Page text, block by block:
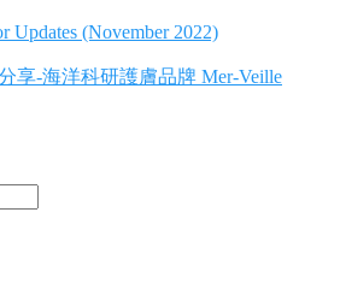
Updates (November 2022)
享-海洋科研護膚品牌 Mer-Veille